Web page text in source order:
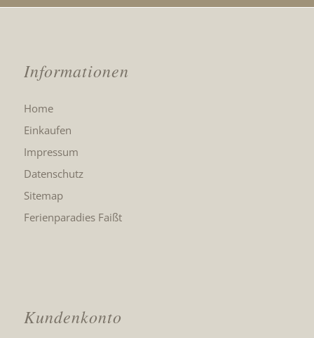
Informationen
Home
Einkaufen
Impressum
Datenschutz
Sitemap
Ferienparadies Faißt
Kundenkonto